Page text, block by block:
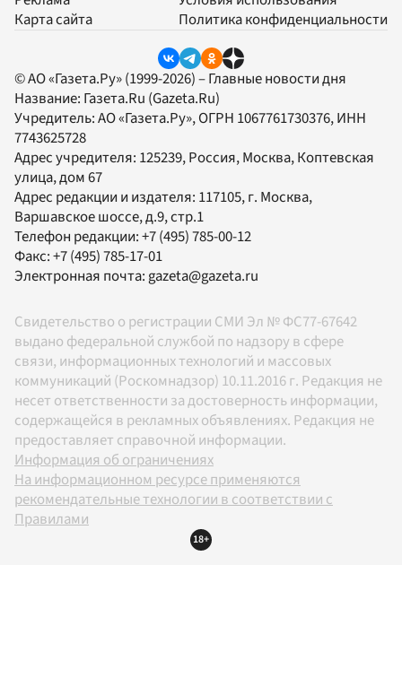
Карта сайта
Политика конфиденциальности
© АО «Газета.Ру» (1999-2026) – Главные новости дня
Название: Газета.Ru (Gazeta.Ru)
Учредитель:АО «Газета.Ру», ОГРН 1067761730376, ИНН
7743625728
Адрес учредителя: 125239, Россия, Москва, Коптевская
улица, дом 67
Адрес редакции и издателя: 117105, г. Москва,
Варшавское шоссе, д.9, стр.1
Телефон редакции:+7 (495) 785-00-12
Факс:+7 (495) 785-17-01
Электронная почта:gazeta@gazeta.ru
Свидетельство о регистрации СМИ Эл № ФС77-67642
выдано федеральной службой по надзору в сфере
связи, информационных технологий и массовых
коммуникаций (Роскомнадзор) 10.11.2016 г. Редакция не
несет ответственности за достоверность информации,
содержащейся в рекламных объявлениях. Редакция не
предоставляет справочной информации.
Информация об ограничениях
На информационном ресурсе применяются
рекомендательные технологии в соответствии с
Правилами
18+